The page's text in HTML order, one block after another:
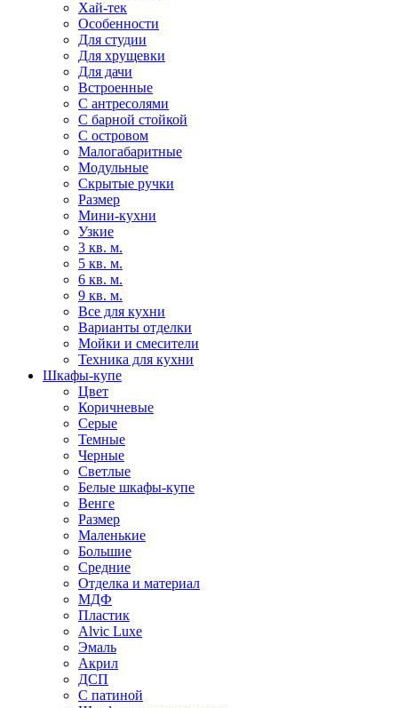
Хай-тек
Особенности
Для студии
Для хрущевки
Для дачи
Встроенные
С антресолями
С барной стойкой
С островом
Малогабаритные
Модульные
Скрытые ручки
Размер
Мини-кухни
Узкие
3 кв. м.
5 кв. м.
6 кв. м.
9 кв. м.
Все для кухни
Варианты отделки
Мойки и смесители
Техника для кухни
Шкафы-купе
Цвет
Коричневые
Серые
Темные
Черные
Светлые
Белые шкафы-купе
Венге
Размер
Маленькие
Большие
Средние
Отделка и материал
МДФ
Пластик
Alvic Luxe
Эмаль
Акрил
ДСП
С патиной